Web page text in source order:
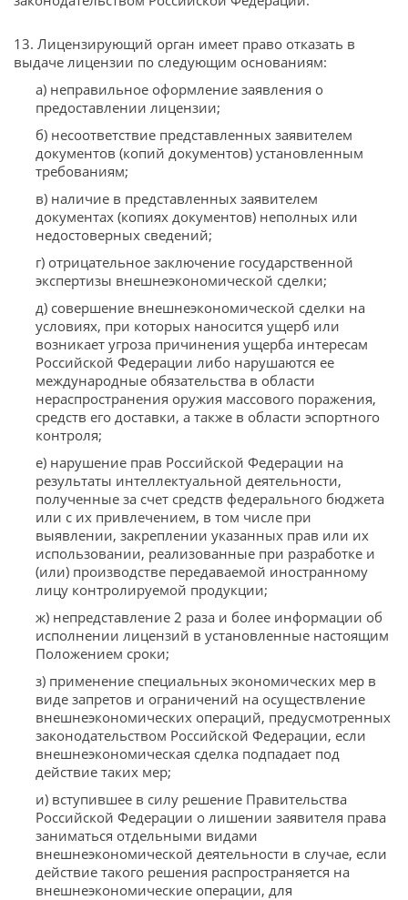
13. Лицензирующий орган имеет право отказать в
выдаче лицензии по следующим основаниям:
а) неправильное оформление заявления о
предоставлении лицензии;
б) несоответствие представленных заявителем
документов (копий документов) установленным
требованиям;
в) наличие в представленных заявителем
документах (копиях документов) неполных или
недостоверных сведений;
г) отрицательное заключение государственной
экспертизы внешнеэкономической сделки;
д) совершение внешнеэкономической сделки на
условиях, при которых наносится ущерб или
возникает угроза причинения ущерба интересам
Российской Федерации либо нарушаются ее
международные обязательства в области
нераспространения оружия массового поражения,
средств его доставки, а также в области эспортного
контроля;
е) нарушение прав Российской Федерации на
результаты интеллектуальной деятельности,
полученные за счет средств федерального бюджета
или с их привлечением, в том числе при
выявлении, закреплении указанных прав или их
использовании, реализованные при разработке и
(или) производстве передаваемой иностранному
лицу контролируемой продукции;
ж) непредставление 2 раза и более информации об
исполнении лицензий в установленные настоящим
Положением сроки;
з) применение специальных экономических мер в
виде запретов и ограничений на осуществление
внешнеэкономических операций, предусмотренных
законодательством Российской Федерации, если
внешнеэкономическая сделка подпадает под
действие таких мер;
и) вступившее в силу решение Правительства
Российской Федерации о лишении заявителя права
заниматься отдельными видами
внешнеэкономической деятельности в случае, если
действие такого решения распространяется на
внешнеэкономические операции, для